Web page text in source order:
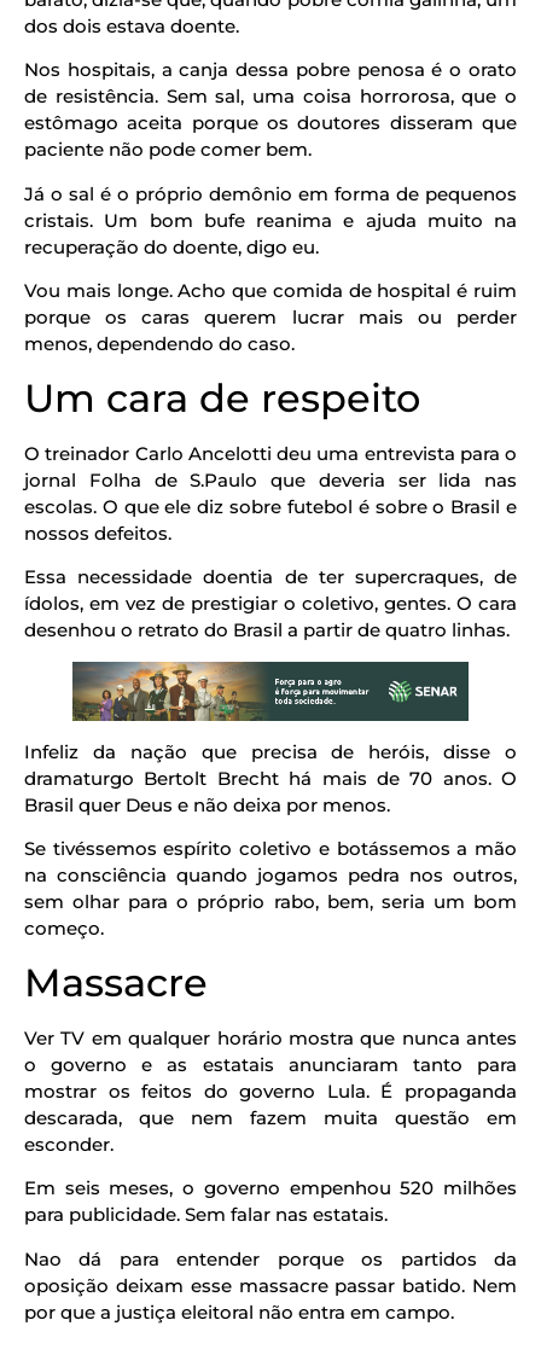
dos dois estava doente.
Nos hospitais, a canja dessa pobre penosa é o orato
de resistência. Sem sal, uma coisa horrorosa, que o
estômago aceita porque os doutores disseram que
paciente não pode comer bem.
Já o sal é o próprio demônio em forma de pequenos
cristais. Um bom bufe reanima e ajuda muito na
recuperação do doente, digo eu.
Vou mais longe. Acho que comida de hospital é ruim
porque os caras querem lucrar mais ou perder
menos, dependendo do caso.
Um cara de respeito
O treinador Carlo Ancelotti deu uma entrevista para o
jornal Folha de S.Paulo que deveria ser lida nas
escolas. O que ele diz sobre futebol é sobre o Brasil e
nossos defeitos.
Essa necessidade doentia de ter supercraques, de
ídolos, em vez de prestigiar o coletivo, gentes. O cara
desenhou o retrato do Brasil a partir de quatro linhas.
Infeliz da nação que precisa de heróis, disse o
dramaturgo Bertolt Brecht há mais de 70 anos. O
Brasil quer Deus e não deixa por menos.
Se tivéssemos espírito coletivo e botássemos a mão
na consciência quando jogamos pedra nos outros,
sem olhar para o próprio rabo, bem, seria um bom
começo.
Massacre
Ver TV em qualquer horário mostra que nunca antes
o governo e as estatais anunciaram tanto para
mostrar os feitos do governo Lula. É propaganda
descarada, que nem fazem muita questão em
esconder.
Em seis meses, o governo empenhou 520 milhões
para publicidade. Sem falar nas estatais.
Nao dá para entender porque os partidos da
oposição deixam esse massacre passar batido. Nem
por que a justiça eleitoral não entra em campo.